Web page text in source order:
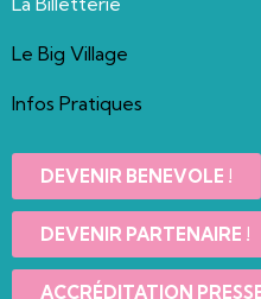
Le Big Village
Infos Pratiques
DEVENIR BENEVOLE !
DEVENIR PARTENAIRE !
ACCRÉDITATION